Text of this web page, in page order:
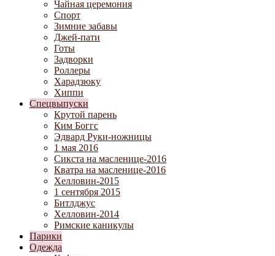
Чайная церемония
Спорт
Зимние забавы
Джей-пати
Готы
Задворки
Роллеры
Харадзюку
Хиппи
Спецвыпуски
Крутой парень
Ким Боггс
Эдвард Руки-ножницы
1 мая 2016
Сикста на масленице-2016
Кватра на масленице-2016
Хелловин-2015
1 сентября 2015
Битлджус
Хелловин-2014
Римские каникулы
Парики
Одежда